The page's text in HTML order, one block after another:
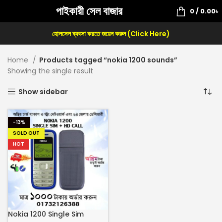
পাইকারী সেল বাজার 0/ 0.00৳
হোলসেল ব্যবসা করতে জয়েন করুন (Click Here)
Home
Products tagged “nokia 1200 sounds”
Showing the single result
Show sidebar
-13%
SOLD OUT
HOT
Nokia 1200 Single Sim